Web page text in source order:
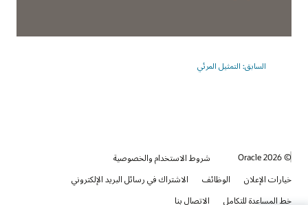
السابق: التمثيل المرئي
© 2026 Oracle
شروط الاستخدام والخصوصية
خيارات الإعلان
الوظائف
الاشتراك في رسائل البريد الإلكتروني
خط المساعدة للتكامل
الاتصال بنا